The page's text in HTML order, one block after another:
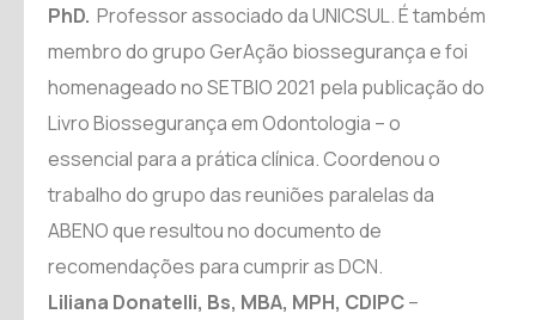
PhD. Professor associado da UNICSUL. É também
membro do grupo GerAção biossegurança e foi
homenageado no SETBIO 2021 pela publicação do
Livro Biossegurança em Odontologia – o
essencial para a prática clínica. Coordenou o
trabalho do grupo das reuniões paralelas da
ABENO que resultou no documento de
recomendações para cumprir as DCN.
Liliana Donatelli, Bs, MBA, MPH, CDIPC–